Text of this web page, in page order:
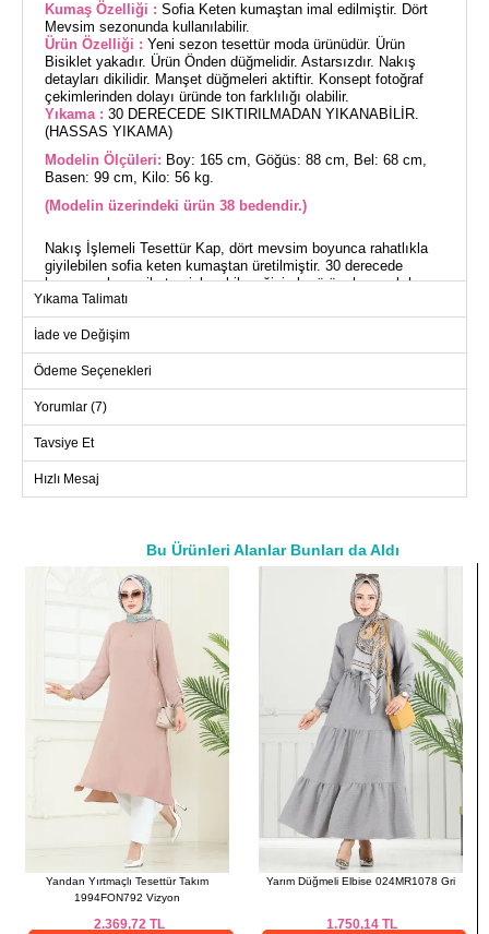
Kumaş Özelliği : Sofia Keten kumaştan imal edilmiştir. Dört
Mevsim sezonunda kullanılabilir.
Ürün Özelliği : Yeni sezon tesettür moda ürünüdür. Ürün
Bisiklet yakadır. Ürün Önden düğmelidir. Astarsızdır. Nakış
detayları dikilidir. Manşet düğmeleri aktiftir. Konsept fotoğraf
çekimlerinden dolayı üründe ton farklılığı olabilir.
Yıkama : 30 DERECEDE SIKTIRILMADAN YIKANABİLİR.
(HASSAS YIKAMA)
Modelin Ölçüleri: Boy: 165 cm, Göğüs: 88 cm, Bel: 68 cm,
Basen: 99 cm, Kilo: 56 kg.
(Modelin üzerindeki ürün 38 bedendir.)
Nakış İşlemeli Tesettür Kap, dört mevsim boyunca rahatlıkla
giyilebilen sofia keten kumaştan üretilmiştir. 30 derecede
hassas yıkama ile temizleyebileceğiniz bu ürün, hem şık hem
de kullanışlıdır. Bisiklet yakası ve ön düğmeleri ile pratik bir
kullanım sunarken, astarsız yapısı ile hafifliği ön plandadır.
Nakış detayları ve aktif manşet düğmeleri ile
zenginleştirilmiştir. Standart ölçüler: Boy: 165 cm, Göğüs: 88
cm, Bel: 68 cm, Basen: 99 cm, Kilo: 56 kg.
KAP BEDEN ÖLÇÜLERİ (CM)
44
116
46
48
114
114
114
Yıkama Talimatı
İade ve Değişim
Ödeme Seçenekleri
Yorumlar (7)
Tavsiye Et
Hızlı Mesaj
Bu Ürünleri Alanlar Bunları da Aldı
Yandan Yırtmaçlı Tesettür Takım
1994FON792 Vizyon
2.369,72TL
Yarım Düğmeli Elbise 024MR1078 Gri
1.750,14 TL